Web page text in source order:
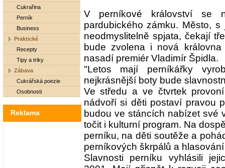
Cukrařina
Perník
Business
Praktické
Recepty
Tipy a triky
Zábava
Cukrářská poezie
Osobnosti
Reklama
V perníkové království se
pardubického zámku. Město,
neodmyslitelně spjata, čekají
bude zvolena i nová
nasadí premiér Vladimír Špidla.
"Letos mají perníkářky
nejkrásnější boty bude
Ve středu a ve čtvrtek
nádvoří si děti postaví pravou
budou ve stáncích nabízet své
točit i kulturní program. Na
perníku, na děti soutěže a
perníkových škrpálů a
Slavnosti perníku vyhlásili